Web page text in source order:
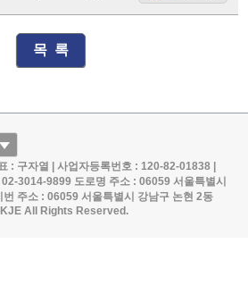
목 록
: 구자열 | 사업자등록번호 : 120-82-01838 |
3014-9899도로명 주소 : 06059 서울특별시
번 주소 : 06059 서울특별시 강남구 논현 2동
All Rights Reserved.